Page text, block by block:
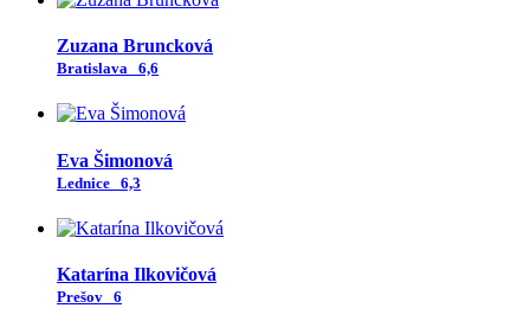
Zuzana Bruncková
Bratislava 6,6
Eva Šimonová
Lednice 6,3
Katarína Ilkovičová
Prešov 6